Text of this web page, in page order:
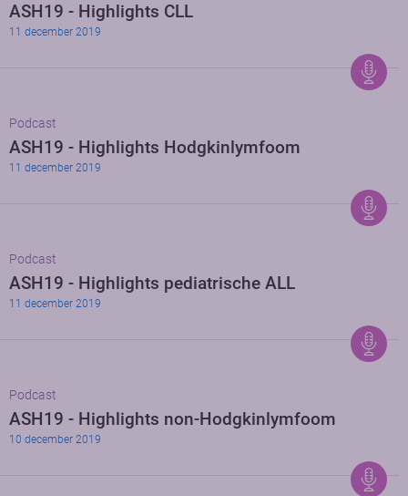
ASH19 - Highlights CLL
11 december 2019
Podcast
ASH19 - Highlights Hodgkinlymfoom
11 december 2019
Podcast
ASH19 - Highlights pediatrische ALL
11 december 2019
Podcast
ASH19 - Highlights non-Hodgkinlymfoom
10 december 2019